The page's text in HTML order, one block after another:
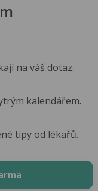
na váš dotaz.
kalendářem.
tipy od lékařů.